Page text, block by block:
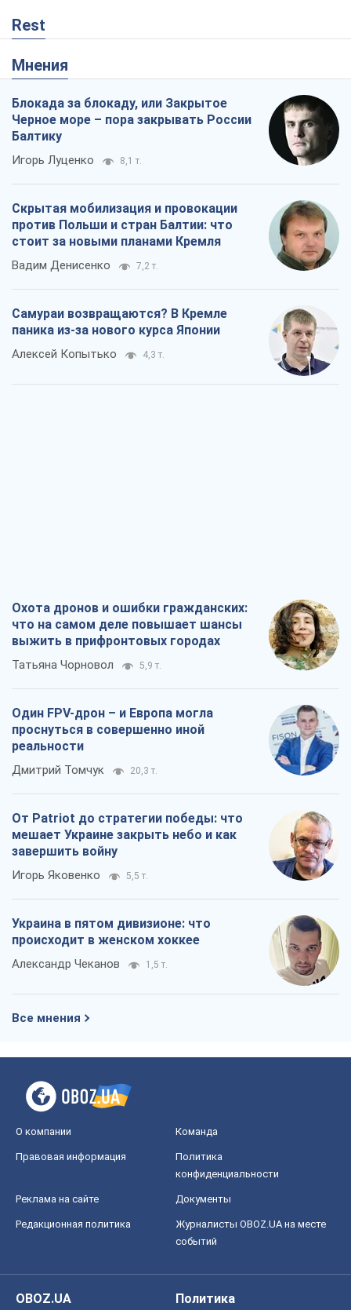
Rest
Мнения
Блокада за блокаду, или Закрытое
Черное море – пора закрывать России
Балтику
Игорь Луценко 8,1 т.
Скрытая мобилизация и провокации
против Польши и стран Балтии: что
стоит за новыми планами Кремля
Вадим Денисенко 7,2 т.
Самураи возвращаются? В Кремле
паника из-за нового курса Японии
Алексей Копытько 4,3 т.
Охота дронов и ошибки гражданских:
что на самом деле повышает шансы
выжить в прифронтовых городах
Татьяна Чорновол 5,9 т.
Один FPV-дрон – и Европа могла
проснуться в совершенно иной
реальности
Дмитрий Томчук 20,3 т.
От Patriot до стратегии победы: что
мешает Украине закрыть небо и как
завершить войну
Игорь Яковенко 5,5 т.
Украина в пятом дивизионе: что
происходит в женском хоккее
Александр Чеканов 1,5 т.
Все мнения
О компании Команда
Правовая информация
Политика
конфиденциальности
Реклама на сайте Документы
Редакционная политика
Журналисты OBOZ.UA на месте
событий
OBOZ.UA
Политика